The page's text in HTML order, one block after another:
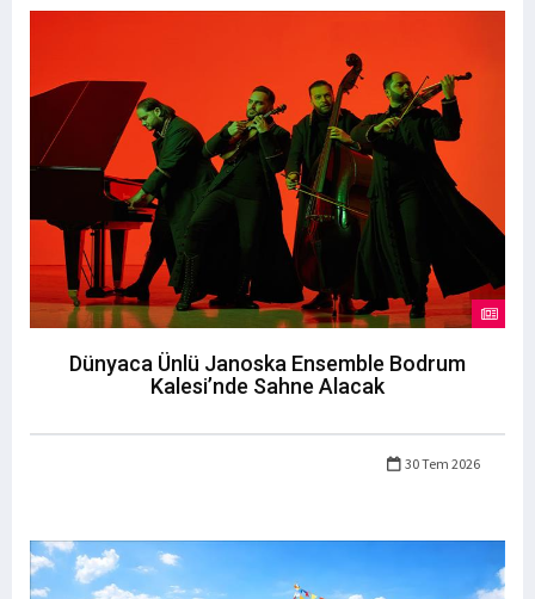
Dünyaca Ünlü Janoska Ensemble Bodrum
Kalesi’nde Sahne Alacak
30 Tem 2026